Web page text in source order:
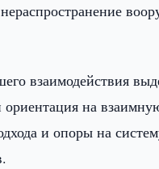
взаимодействия
на
и опоры на